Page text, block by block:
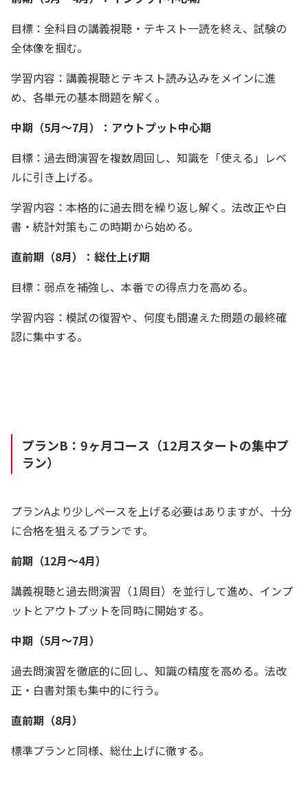
目標：全科目の講義視聴・テキスト一読を終え、試験の
全体像を掴む。
学習内容：講義視聴とテキスト読み込みをメインに進
め、各単元の基本問題を解く。
中期（5月～7月）：アウトプット中心期
目標：過去問演習を複数周回し、知識を「使える」レベ
ルに引き上げる。
学習内容：本格的に過去問を繰り返し解く。法改正や白
書・統計対策もこの時期から始める。
直前期（8月）：総仕上げ期
目標：弱点を補強し、本番での得点力を高める。
学習内容：模試の復習や、何度も間違えた問題の最終確
認に集中する。
プランB：9ヶ月コース（12月スタートの集中プ
ラン）
プランAより少しペースを上げる必要はありますが、十分
に合格を狙えるプランです。
前期（12月～4月）
講義視聴と過去問演習（1周目）を並行して進め、インプ
ットとアウトプットを同時に開始する。
中期（5月～7月）
過去問演習を徹底的に回し、知識の精度を高める。法改
正・白書対策も集中的に行う。
直前期（8月）
標準プランと同様、総仕上げに徹する。